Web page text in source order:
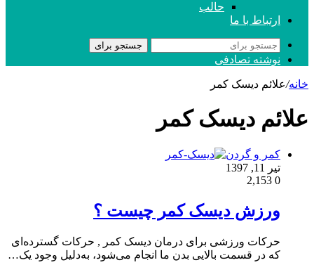
حالب
ارتباط با ما
جستجو برای
نوشته تصادفی
خانه/علائم دیسک کمر
علائم دیسک کمر
کمر و گردن
تیر 11, 1397
0
ورزش دیسک کمر چیست ؟
حرکات ورزشی برای درمان دیسک کمر , حرکات گسترده‌ای
که در قسمت بالایی بدن ما انجام می‌شود، به‌دلیل وجود یک…